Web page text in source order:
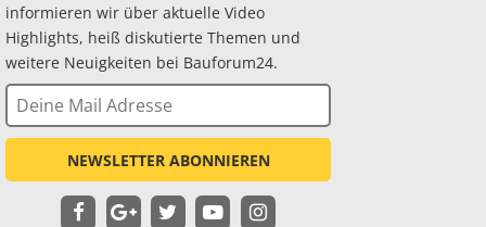
informieren wir über aktuelle Video
Highlights, heiß diskutierte Themen und
weitere Neuigkeiten bei Bauforum24.
NEWSLETTER ABONNIEREN